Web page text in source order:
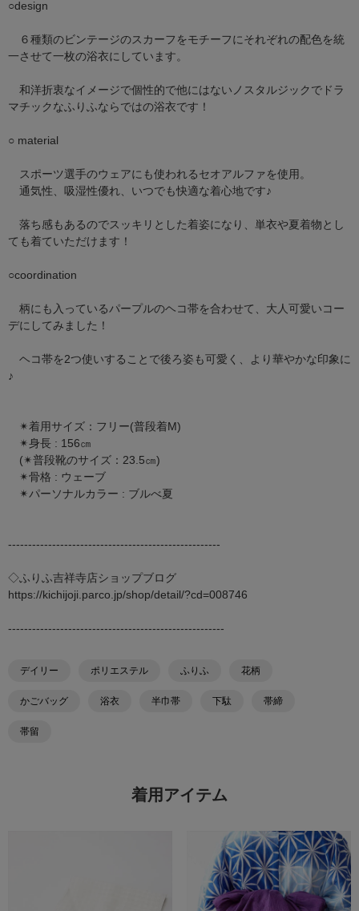
○design
６種類のビンテージのスカーフをモチーフにそれぞれの配色を統
一させて一枚の浴衣にしています。
和洋折衷なイメージで個性的で他にはないノスタルジックでドラ
マチックなふりふならではの浴衣です！
○ material
スポーツ選手のウェアにも使われるセオアルファを使用。
通気性、吸湿性優れ、いつでも快適な着心地です♪
落ち感もあるのでスッキリとした着姿になり、単衣や夏着物とし
ても着ていただけます！
○coordination
柄にも入っているパープルのヘコ帯を合わせて、大人可愛いコー
デにしてみました！
ヘコ帯を2つ使いすることで後ろ姿も可愛く、より華やかな印象に
♪
✴︎着用サイズ：フリー(普段着M)
✴︎身長 : 156㎝
(✴︎普段靴のサイズ：23.5㎝)
✴︎骨格 : ウェーブ
✴︎パーソナルカラー : ブルべ夏
-----------------------------------------------------
◇ふりふ吉祥寺店ショップブログ
https://kichijoji.parco.jp/shop/detail/?cd=008746
------------------------------------------------------
デイリー ポリエステル ふりふ 花柄
かごバッグ 浴衣 半巾帯 下駄 帯締
帯留
着用アイテム